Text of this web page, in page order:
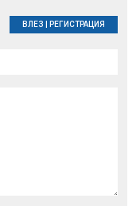
ВЛЕЗ РЕГИСТРАЦИЯ